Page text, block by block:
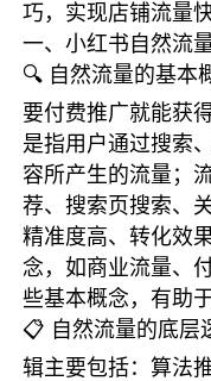
巧，实现店铺流量
一、小红书自然流
🔍 自然流量的基本
要付费推广就能获
是指用户通过搜索
容所产生的流量；
荐、搜索页搜索、
精准度高、转化效
念，如商业流量、
些基本概念，有助
📋 自然流量的底层
辑主要包括：算法